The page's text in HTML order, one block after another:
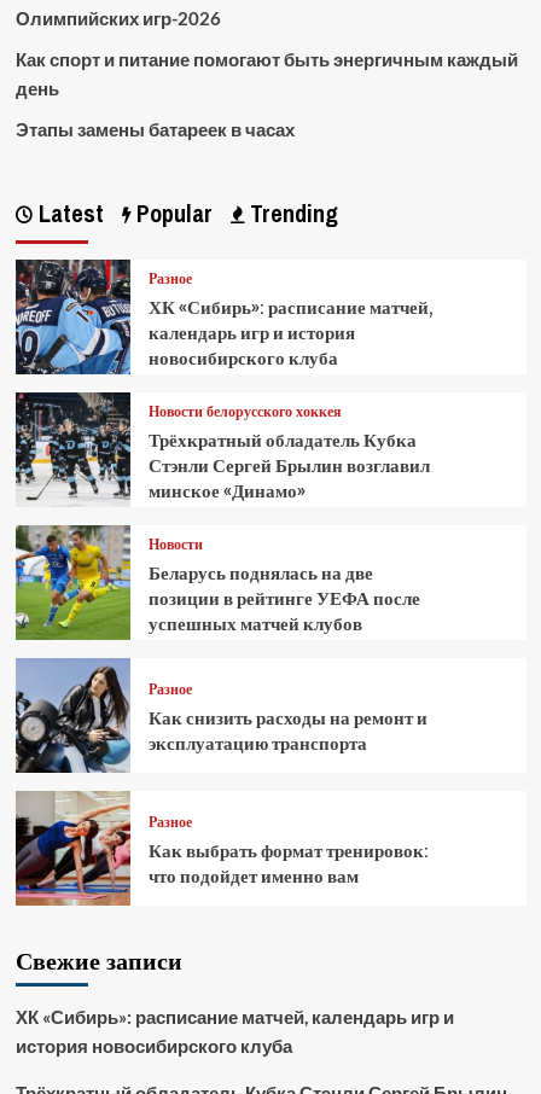
Олимпийских игр-2026
Как спорт и питание помогают быть энергичным каждый
день
Этапы замены батареек в часах
Latest Popular Trending
Разное
ХК «Сибирь»: расписание матчей,
календарь игр и история
новосибирского клуба
Новости белорусского хоккея
Трёхкратный обладатель Кубка
Стэнли Сергей Брылин возглавил
минское «Динамо»
Новости
Беларусь поднялась на две
позиции в рейтинге УЕФА после
успешных матчей клубов
Разное
Как снизить расходы на ремонт и
эксплуатацию транспорта
Разное
Как выбрать формат тренировок:
что подойдет именно вам
Свежие записи
ХК «Сибирь»: расписание матчей, календарь игр и
история новосибирского клуба